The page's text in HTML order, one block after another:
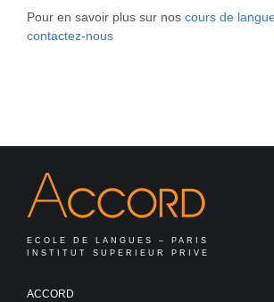
Pour en savoir plus sur nos cours de
contactez-nous
ECOLE DE LANGUES – PARIS
INSTITUT SUPERIEUR PRIVE
ACCORD